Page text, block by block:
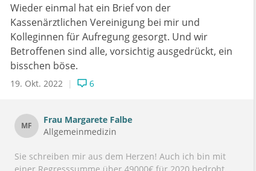
Wieder einmal hat ein Brief von der
Kassenärztlichen Vereinigung bei mir und
Kolleginnen für Aufregung gesorgt. Und wir
Betroffenen sind alle, vorsichtig ausgedrückt, ein
bisschen böse.
19. Okt. 2022 6
MF Frau Margarete Falbe
Allgemeinmedizin
Sie schreiben mir aus dem Herzen! Auch ich bin mit
einer Regresssumme über 49000€ für 2020 bedroht